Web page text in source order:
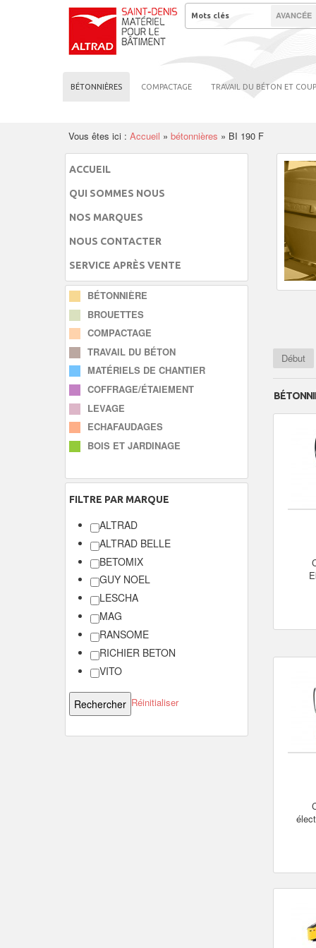
BÉTONNIÈRES COMPACTAGE TRAVAIL DU BÉTON ET
AVANCÉE
Vous êtes ici : Accueil » bétonnières » BI 190 F
ACCUEIL
QUI SOMMES NOUS
NOS MARQUES
NOUS CONTACTER
SERVICE APRÈS VENTE
BÉTONNIÈRE
BROUETTES
COMPACTAGE
TRAVAIL DU BÉTON
MATÉRIELS DE CHANTIER
COFFRAGE/ÉTAIEMENT
LEVAGE
ECHAFAUDAGES
BOIS ET JARDINAGE
FILTRE PAR MARQUE
ALTRAD
ALTRAD BELLE
BETOMIX
GUY NOEL
LESCHA
MAG
RANSOME
RICHIER BETON
VITO
Réinitialiser
Début